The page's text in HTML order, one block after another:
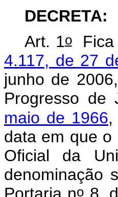
DECRETA:
Art. 1oFica
4.117, de 27
junho de
Progresso
maio de 1966,
data em que o
Oficial da
denominação
o